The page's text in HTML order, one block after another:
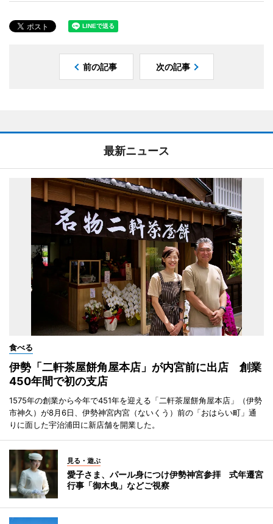
前の記事 次の記事
最新ニュース
食べる
伊勢「二軒茶屋餅角屋本店」が内宮前に出店 創業
450年間で初の支店
1575年の創業から今年で451年を迎える「二軒茶屋餅角屋本店」（伊勢
市神久）が8月6日、伊勢神宮内宮（ないくう）前の「おはらい町」通
りに面した宇治浦田に新店舗を開業した。
見る・遊ぶ
愛子さま、パール身につけ伊勢神宮参拝 式年遷宮
行事「御木曳」などご視察